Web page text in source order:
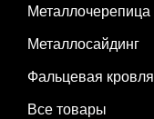
Металлочерепица
Металлосайдинг
Фальцевая кровля
Все товары